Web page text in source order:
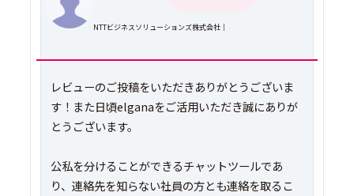
NTTビジネスソリューションズ株式会社｜
レビューのご投稿をいただきありがとうございま
す！また日頃elganaをご活用いただき誠にありが
とうございます。
公私を分けることができるチャットツールであ
り、連絡先を知らない社員の方とも連絡を取るこ